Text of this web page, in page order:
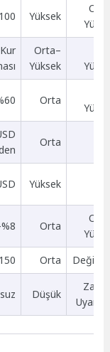
Yüksek
Kur
Orta–
Yüksek
Orta
Orta
Yüksek
Orta
Orta
Düşük